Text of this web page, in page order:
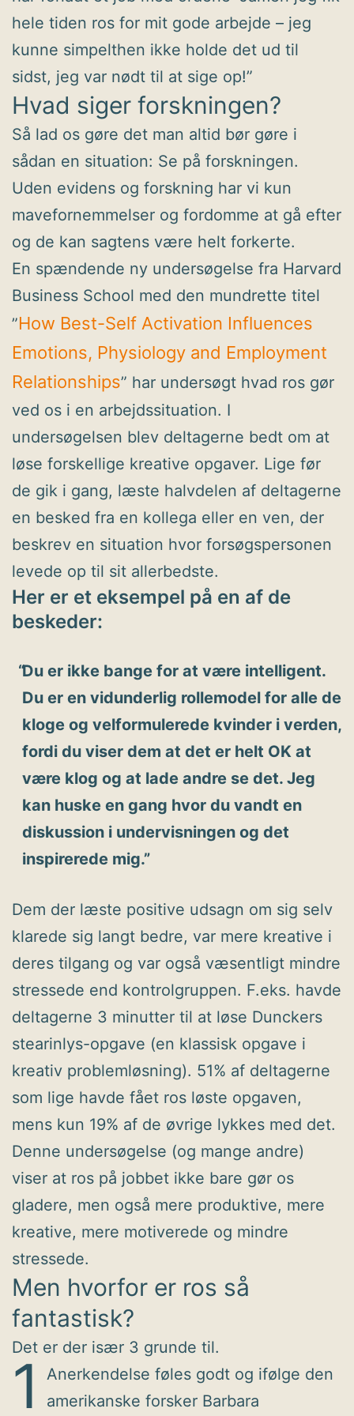
hele tiden ros for mit gode arbejde – jeg
kunne simpelthen ikke holde det ud til
sidst, jeg var nødt til at sige op!”
Hvad siger forskningen?
Så lad os gøre det man altid bør gøre i
sådan en situation: Se på forskningen.
Uden evidens og forskning har vi kun
mavefornemmelser og fordomme at gå efter
og de kan sagtens være helt forkerte.
En spændende ny undersøgelse fra Harvard
Business School med den mundrette titel
”How Best-Self Activation Influences
Emotions, Physiology and Employment
Relationships” har undersøgt hvad ros gør
ved os i en arbejdssituation. I
undersøgelsen blev deltagerne bedt om at
løse forskellige kreative opgaver. Lige før
de gik i gang, læste halvdelen af deltagerne
en besked fra en kollega eller en ven, der
beskrev en situation hvor forsøgspersonen
levede op til sit allerbedste.
Her er et eksempel på en af de
beskeder:
Du er ikke bange for at være intelligent.
Du er en vidunderlig rollemodel for alle de
kloge og velformulerede kvinder i verden,
fordi du viser dem at det er helt OK at
være klog og at lade andre se det. Jeg
kan huske en gang hvor du vandt en
diskussion i undervisningen og det
inspirerede mig.”
Dem der læste positive udsagn om sig selv
klarede sig langt bedre, var mere kreative i
deres tilgang og var også væsentligt mindre
stressede end kontrolgruppen. F.eks. havde
deltagerne 3 minutter til at løse Dunckers
stearinlys-opgave (en klassisk opgave i
kreativ problemløsning). 51% af deltagerne
som lige havde fået ros løste opgaven,
mens kun 19% af de øvrige lykkes med det.
Denne undersøgelse (og mange andre)
viser at ros på jobbet ikke bare gør os
gladere, men også mere produktive, mere
kreative, mere motiverede og mindre
stressede.
Men hvorfor er ros så
fantastisk?
Det er der især 3 grunde til.
1
Anerkendelse føles godt og ifølge den
amerikanske forsker Barbara